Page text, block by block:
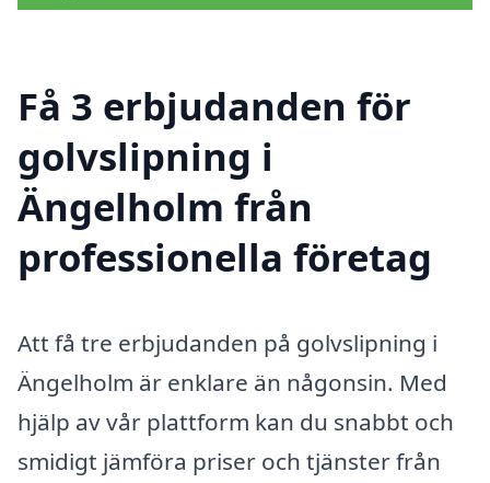
Få 3 erbjudanden för
golvslipning i
Ängelholm från
professionella företag
Att få tre erbjudanden på golvslipning i
Ängelholm är enklare än någonsin. Med
hjälp av vår plattform kan du snabbt och
smidigt jämföra priser och tjänster från